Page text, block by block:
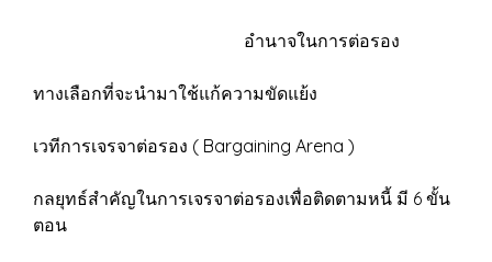
อำนาจในการต่อรอง
ทางเลือกที่จะนำมาใช้แก้ความขัดแย้ง
เวทีการเจรจาต่อรอง ( Bargaining Arena )
กลยุทธ์สำคัญในการเจรจาต่อรองเพื่อติดตามหนี้ มี 6 ขั้น
ตอน